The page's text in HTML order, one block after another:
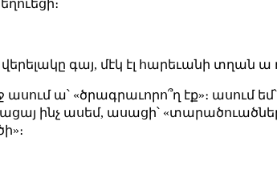
գայ, մէկ էլ հարեւանի տղան ա
ասում ա՝ «ծրագրաւորո՞ղ էք»։ ասում
ինչ ասեմ, ասացի՝